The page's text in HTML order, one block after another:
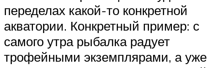
переделах какой-то конкретной
акватории. Конкретный пример: с
самого утра рыбалка радует
трофейными экземплярами, а уже